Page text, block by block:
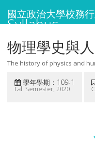
國立政治大學校務
Syllabus
物理學史與
The history of physics and
學年學期：109-1
Fall Semester, 2020